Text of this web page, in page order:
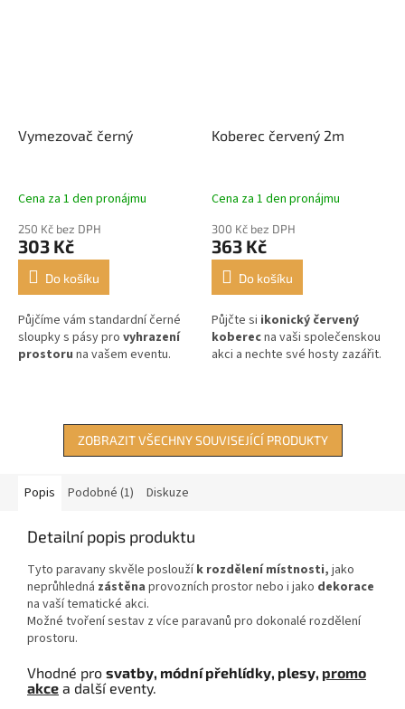
Vymezovač černý
Cena za 1 den pronájmu
250 Kč bez DPH
303 Kč
Do košíku
Půjčíme vám standardní černé
sloupky s pásy pro vyhrazení
prostoru na vašem eventu.
Koberec červený 2m
Cena za 1 den pronájmu
300 Kč bez DPH
363 Kč
Do košíku
Půjčte si ikonický červený
koberecna vaši společenskou
akci a nechte své hosty zazářit.
ZOBRAZIT VŠECHNY SOUVISEJÍCÍ PRODUKTY
Popis Podobné (1) Diskuze
Detailní popis produktu
Tyto paravany skvěle posloužík rozdělení místnosti, jako
neprůhledná zástěna provozních prostor nebo i jako dekorace
na vaší tematické akci.
Možné tvoření sestav z více paravanů pro dokonalé rozdělení
prostoru.
Vhodné pro svatby, módní přehlídky, plesy, promo
akce a další eventy.